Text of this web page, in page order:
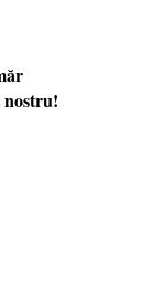
nostru!